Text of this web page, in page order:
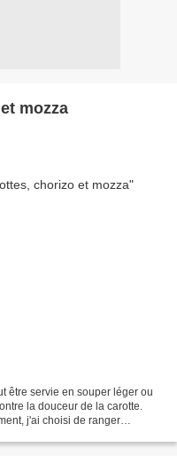
mozza
être servie en souper léger ou
la douceur de la carotte.
j'ai choisi de ranger